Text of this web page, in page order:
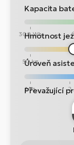
Kapacita
300 Wh
Hmotnost
50 kg
Úroveň
Min 2
Převažující